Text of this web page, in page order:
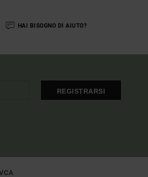
HAI BISOGNO DI AIUTO?
REGISTRARSI